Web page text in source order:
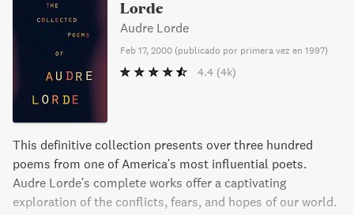
Lorde
Audre Lorde
Feb 17, 2000 (publicado por primera vez en 1997)
4.4 (4k)
This definitive collection presents over three hundred
poems from one of America's most influential poets.
Audre Lorde's complete works offer a captivating
exploration of the conflicts, fears, and hopes of our world.